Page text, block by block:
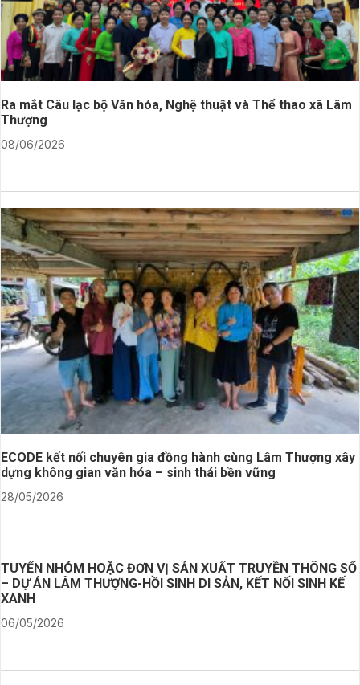
Ra mắt Câu lạc bộ Văn hóa, Nghệ thuật và Thể thao xã Lâm
Thượng
08/06/2026
ECODE kết nối chuyên gia đồng hành cùng Lâm Thượng xây
dựng không gian văn hóa – sinh thái bền vững
28/05/2026
TUYỂN NHÓM HOẶC ĐƠN VỊ SẢN XUẤT TRUYỀN THÔNG SỐ
– DỰ ÁN LÂM THƯỢNG-HỒI SINH DI SẢN, KẾT NỐI SINH KẾ
XANH
06/05/2026